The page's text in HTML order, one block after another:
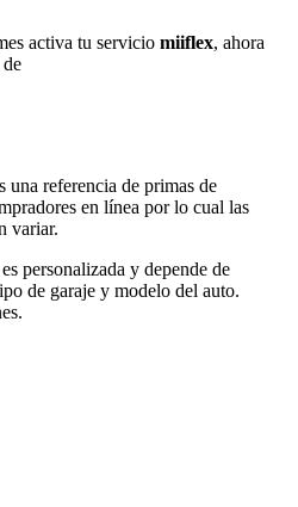
activa tu servicio miiflex, ahora
una referencia de primas de
en línea por lo cual las
variar.
personalizada y depende de
de garaje y modelo del auto.